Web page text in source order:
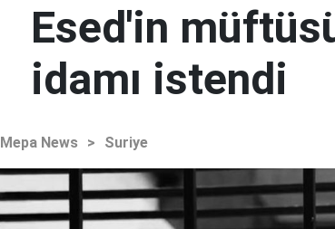
Esed'in
idamı istendi
Mepa News > Suriye